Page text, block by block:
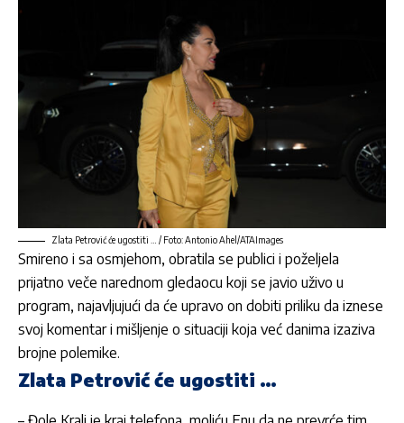
Zlata Petrović će ugostiti … / Foto: Antonio Ahel/ATAImages
Smireno i sa osmjehom, obratila se publici i poželjela
prijatno veče narednom gledaocu koji se javio uživo u
program, najavljujući da će upravo on dobiti priliku da iznese
svoj komentar i mišljenje o situaciji koja već danima izaziva
brojne polemike.
Zlata Petrović će ugostiti …